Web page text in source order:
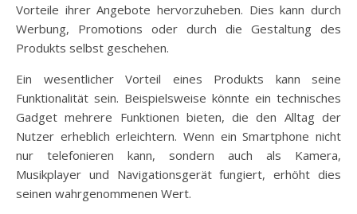
Vorteile ihrer Angebote hervorzuheben. Dies kann durch
Werbung, Promotions oder durch die Gestaltung des
Produkts selbst geschehen.
Ein wesentlicher Vorteil eines Produkts kann seine
Funktionalität sein. Beispielsweise könnte ein technisches
Gadget mehrere Funktionen bieten, die den Alltag der
Nutzer erheblich erleichtern. Wenn ein Smartphone nicht
nur telefonieren kann, sondern auch als Kamera,
Musikplayer und Navigationsgerät fungiert, erhöht dies
seinen wahrgenommenen Wert.